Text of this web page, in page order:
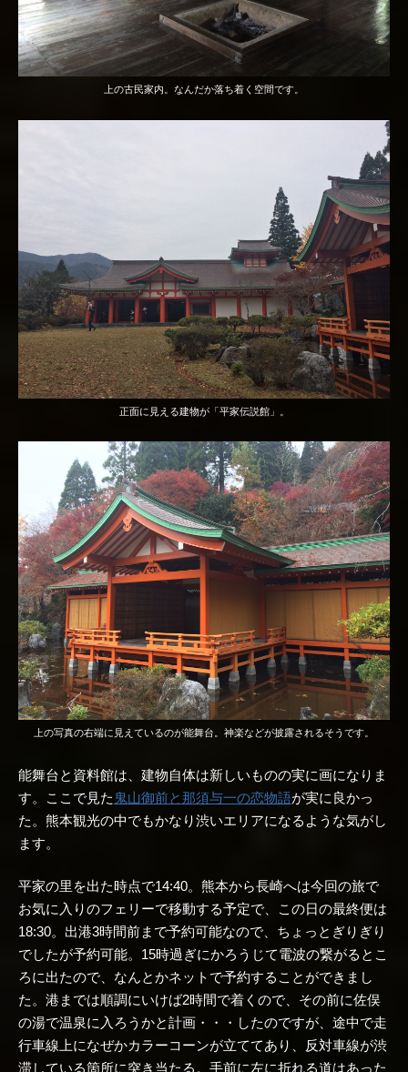
上の古民家内。なんだか落ち着く空間です。
正面に見える建物が「平家伝説館」。
上の写真の右端に見えているのが能舞台。神楽などが披露されるそうです。
能舞台と資料館は、建物自体は新しいものの実に画になりま
す。ここで見た 鬼山御前と那須与一の恋物語が実に良かっ
た。熊本観光の中でもかなり渋いエリアになるような気がし
ます。
平家の里を出た時点で14:40。熊本から長崎へは今回の旅で
お気に入りのフェリーで移動する予定で、この日の最終便は
18:30。出港3時間前まで予約可能なので、ちょっとぎりぎり
でしたが予約可能。15時過ぎにかろうじて電波の繋がるとこ
ろに出たので、なんとかネットで予約することができまし
た。港までは順調にいけば2時間で着くので、その前に佐俣
の湯で温泉に入ろうかと計画・・・したのですが、途中で走
行車線上になぜかカラーコーンが立ててあり、反対車線が渋
滞している箇所に突き当たる。手前に左に折れる道はあった